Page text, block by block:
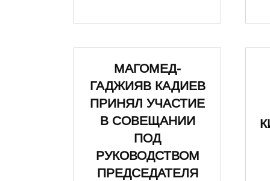
МАГОМЕД-
ГАДЖИЯВ КАДИЕВ
ПРИНЯЛ УЧАСТИЕ
В СОВЕЩАНИИ
ПОД
РУКОВОДСТВОМ
ПРЕДСЕДАТЕЛЯ